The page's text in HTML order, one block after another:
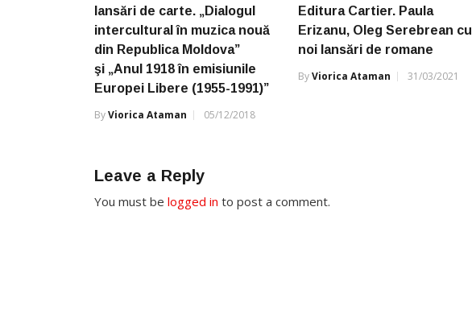
lansări de carte. „Dialogul
intercultural în muzica nouă
din Republica Moldova”
şi „Anul 1918 în emisiunile
Europei Libere (1955-1991)”
ByViorica Ataman 05/12/2018
Editura Cartier. Paula
Erizanu, Oleg Serebrean cu
noi lansări de romane
ByViorica Ataman 31/03/2021
Leave a Reply
You must be logged in to post a comment.